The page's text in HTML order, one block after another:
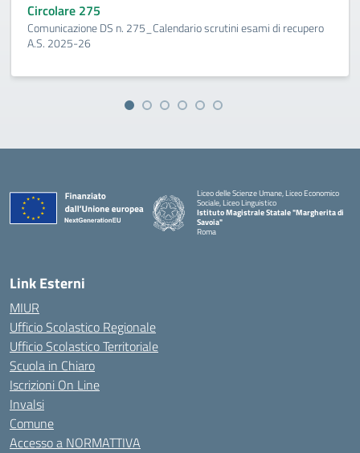
Circolare 275
Comunicazione DS n. 275_Calendario scrutini esami di recupero
A.S. 2025-26
Liceo delle Scienze Umane, Liceo Economico
Sociale, Liceo Linguistico
Istituto Magistrale Statale "Margherita di
Savoia"
Roma
Link Esterni
MIUR
Ufficio Scolastico Regionale
Ufficio Scolastico Territoriale
Scuola in Chiaro
Iscrizioni On Line
Invalsi
Comune
Accesso a NORMATTIVA